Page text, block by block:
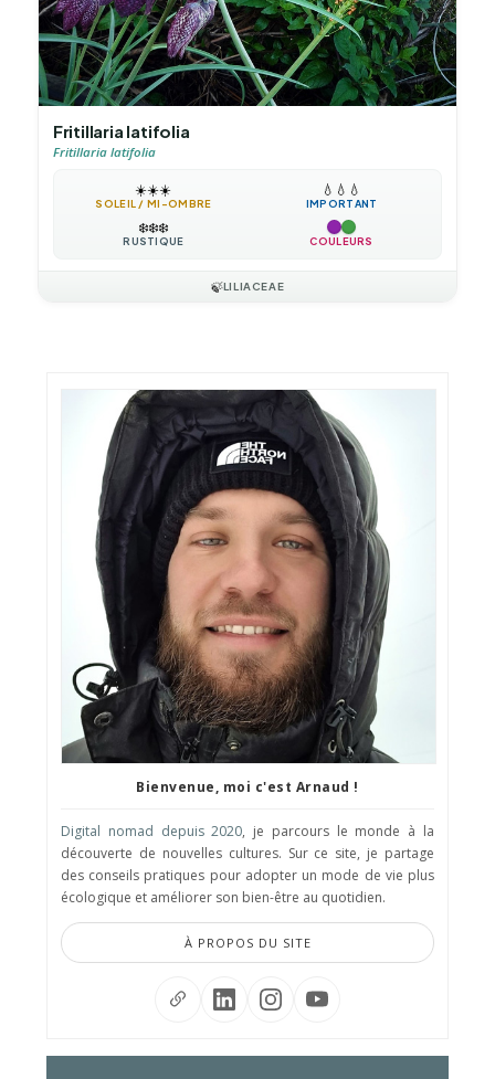
Fritillaria latifolia
Fritillaria latifolia
☀️☀️☀️
SOLEIL / MI-OMBRE
💧 💧 💧
IMPORTANT
❄️❄️❄️
RUSTIQUE COULEURS
🍃LILIACEAE
Bienvenue, moi c'est Arnaud !
Digital nomad depuis 2020, je parcours le monde à la
découverte de nouvelles cultures. Sur ce site, je partage
des conseils pratiques pour adopter un mode de vie plus
écologique et améliorer son bien-être au quotidien.
À PROPOS DU SITE